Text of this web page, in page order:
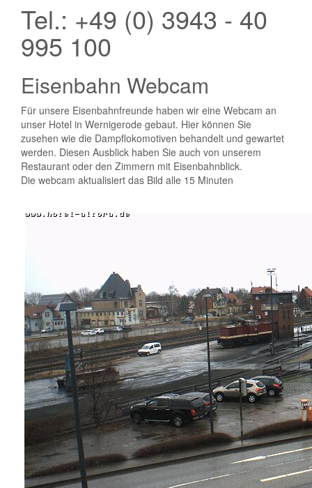
Tel.: +49 (0) 3943 - 40
995 100
Eisenbahn Webcam
Für unsere Eisenbahnfreunde haben wir eine Webcam an
unser Hotel in Wernigerode gebaut. Hier können Sie
zusehen wie die Dampflokomotiven behandelt und gewartet
werden. Diesen Ausblick haben Sie auch von unserem
Restaurant oder den Zimmern mit Eisenbahnblick.
Die webcam aktualisiert das Bild alle 15 Minuten